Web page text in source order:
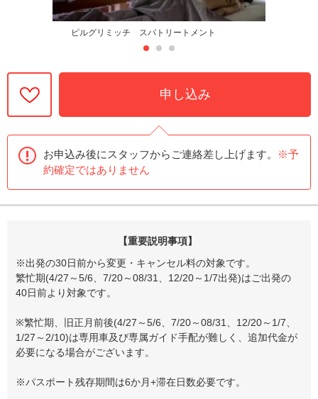
ピルグリミッチ スパトリートメント
申し込み
お申込み後にスタッフからご連絡差し上げます。
※予
約確定ではありません
【重要説明事項】
※出発の30日前から変更・キャンセル料の対象です。
繁忙期(4/27～5/6、7/20～08/31、12/20～1/7出発)はご出発の
40日前より対象です。
※繁忙期、旧正月前後(4/27～5/6、7/20～08/31、12/20～1/7、
1/27～2/10)は専用車及び専属ガイド手配が難しく、追加代金が
必要になる場合がございます。
※パスポート残存期間は6か月+滞在日数必要です。